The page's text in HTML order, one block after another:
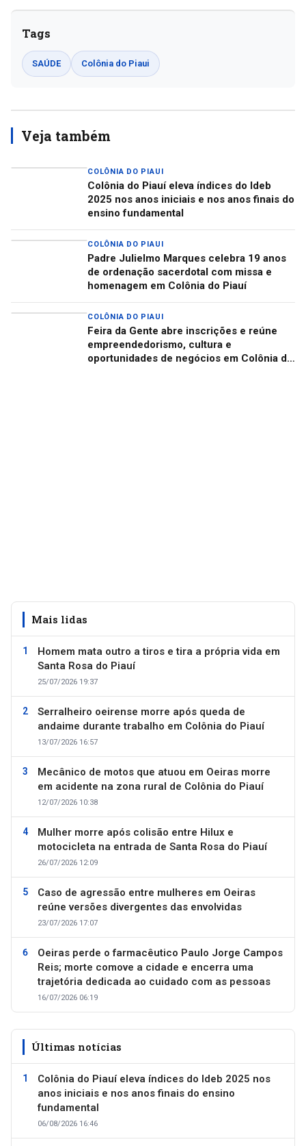
Tags
SAÚDE Colônia do Piaui
Veja também
COLÔNIA DO PIAUI
Colônia do Piauí eleva índices do Ideb
2025 nos anos iniciais e nos anos finais do
ensino fundamental
COLÔNIA DO PIAUI
Padre Julielmo Marques celebra 19 anos
de ordenação sacerdotal com missa e
homenagem em Colônia do Piauí
COLÔNIA DO PIAUI
Feira da Gente abre inscrições e reúne
empreendedorismo, cultura e
oportunidades de negócios em Colônia do
Mais lidas
Homem mata outro a tiros e tira a própria vida em
Santa Rosa do Piauí
25/07/2026 19:37
Serralheiro oeirense morre após queda de
andaime durante trabalho em Colônia do Piauí
13/07/2026 16:57
Mecânico de motos que atuou em Oeiras morre
em acidente na zona rural de Colônia do Piauí
12/07/2026 10:38
Mulher morre após colisão entre Hilux e
motocicleta na entrada de Santa Rosa do Piauí
26/07/2026 12:09
Caso de agressão entre mulheres em Oeiras
reúne versões divergentes das envolvidas
23/07/2026 17:07
Oeiras perde o farmacêutico Paulo Jorge Campos
Reis; morte comove a cidade e encerra uma
trajetória dedicada ao cuidado com as pessoas
16/07/2026 06:19
Últimas notícias
Colônia do Piauí eleva índices do Ideb 2025 nos
anos iniciais e nos anos finais do ensino
fundamental
06/08/2026 16:46